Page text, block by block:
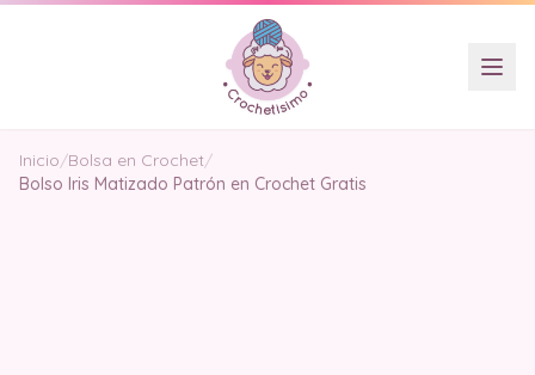
Inicio/Bolsa en Crochet/
Bolso Iris Matizado Patrón en Crochet Gratis